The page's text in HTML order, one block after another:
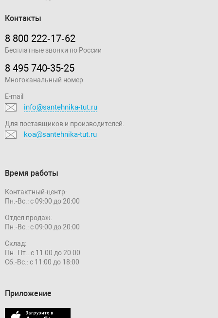
Контакты
8 800 222‑17‑62
Бесплатные звонки по России
8 495 740-35-25
Многоканальный номер
E-mail
info@santehnika-tut.ru
Для поставщиков и производителей:
koa@santehnika-tut.ru
Время работы
Контактный-центр:
Пн.-Вс.: с 09:00 до 20:00
Отдел продаж:
Пн.-Вс.: с 09:00 до 20:00
Склад:
Пн.-Пт.: с 11:00 до 20:00
Сб.-Вс.: с 11:00 до 18:00
Приложение